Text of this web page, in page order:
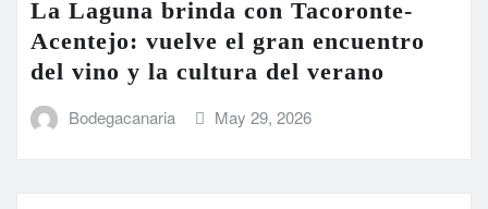
La Laguna brinda con Tacoronte-
Acentejo: vuelve el gran encuentro
del vino y la cultura del verano
Bodegacanaria May 29, 2026